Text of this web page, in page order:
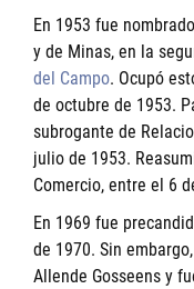
En 1953 fue
y de Minas, en la
del Campo. Ocupó
de octubre de 1953.
subrogante de
julio de 1953.
Comercio, entre el 6
En 1969 fue
de 1970. Sin
Allende Gosseens y